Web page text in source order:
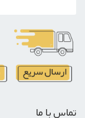
تماس با ما